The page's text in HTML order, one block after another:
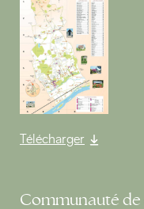
Télécharger
Communauté de